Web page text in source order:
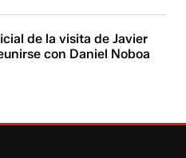
de la visita de Javier
con Daniel Noboa